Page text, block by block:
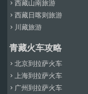
 西藏山南旅游
 西藏日喀则旅游
 川藏旅游
青藏火车攻略
 北京到拉萨火车
 上海到拉萨火车
 广州到拉萨火车